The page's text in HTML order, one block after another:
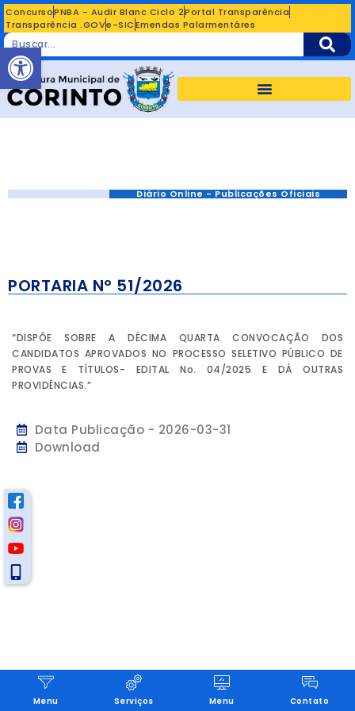
ConcursoPNBA - Audir Blanc Ciclo 2Portal Transparência
Transparência .GOVe-SICEmendas Palarmentáres
Diário Online - Publicações Oficiais
PORTARIA Nº 51/2026
“DISPÕE SOBRE A DÉCIMA QUARTA CONVOCAÇÃO DOS
CANDIDATOS APROVADOS NO PROCESSO SELETIVO PÚBLICO DE
PROVAS E TÍTULOS- EDITAL No. 04/2025 E DÁ OUTRAS
PROVIDÊNCIAS.”
Data Publicação - 2026-03-31
Download
Menu Serviços Menu Contato
Abrir a barra de ferramentas